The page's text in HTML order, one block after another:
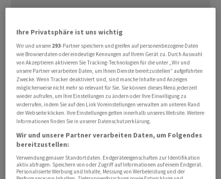
US-Bundesrichterin Kathleen Williams ordnete am
Freitag an, dass ⁠Trumps Anwälte bis zum 12. Juni auf
einen Antrag von 35 pensionierten Bundesrichtern
antworten müssen. ‌Diese Richter behaupten, der
Vergleich sei «das Ergebnis einer unzulässigen
Absprache» ‌und stelle selbst «einen Prozessbetrug
gegenüber ​dem Gericht» dar. Ausserdem behaupten sie,
die Klage beruhe auf «Täuschung» seitens Trumps und
der Regierung. Williams verlangt deshalb von Trumps
Anwälten, dass sie auch dazu Stellung nehmen, ob der
Fall wieder aufgenommen werden sollte. Trump hatte
seine eigene Regierung ‌wegen angeblichen
Ihre Privatsphäre ist uns wichtig
Wir und unsere 293-Partner speichern und greifen auf personenbezogene Daten
wie Browserdaten oder eindeutige Kennungen auf Ihrem Gerät zu. Durch Auswahl
von Akzeptieren aktivieren Sie Tracking-Technologien für die unter „Wir und
unsere Partner verarbeiten Daten, um Ihnen Dienste bereitzustellen“ aufgeführten
Zwecke. Wenn Tracker deaktiviert sind, sind manche Inhalte und Anzeigen
möglicherweise nicht mehr so relevant für Sie. Sie können dieses Menü jederzeit
wieder aufrufen, um Ihre Einstellungen zu ändern oder Ihre Einwilligung zu
widerrufen, indem Sie auf den Link Voreinstellungen verwalten am unteren Rand
der Webseite klicken. Ihre Einstellungen gelten innerhalb unseres Website. Weitere
Informationen finden Sie in unserer Datenschutzerklärung.
Wir und unsere Partner verarbeiten Daten, um Folgendes
bereitzustellen:
Verwendung genauer Standortdaten. Endgeräteeigenschaften zur Identifikation
aktiv abfragen. Speichern von oder Zugriff auf Informationen auf einem Endgerät.
Personalisierte Werbung und Inhalte, Messung von Werbeleistung und der